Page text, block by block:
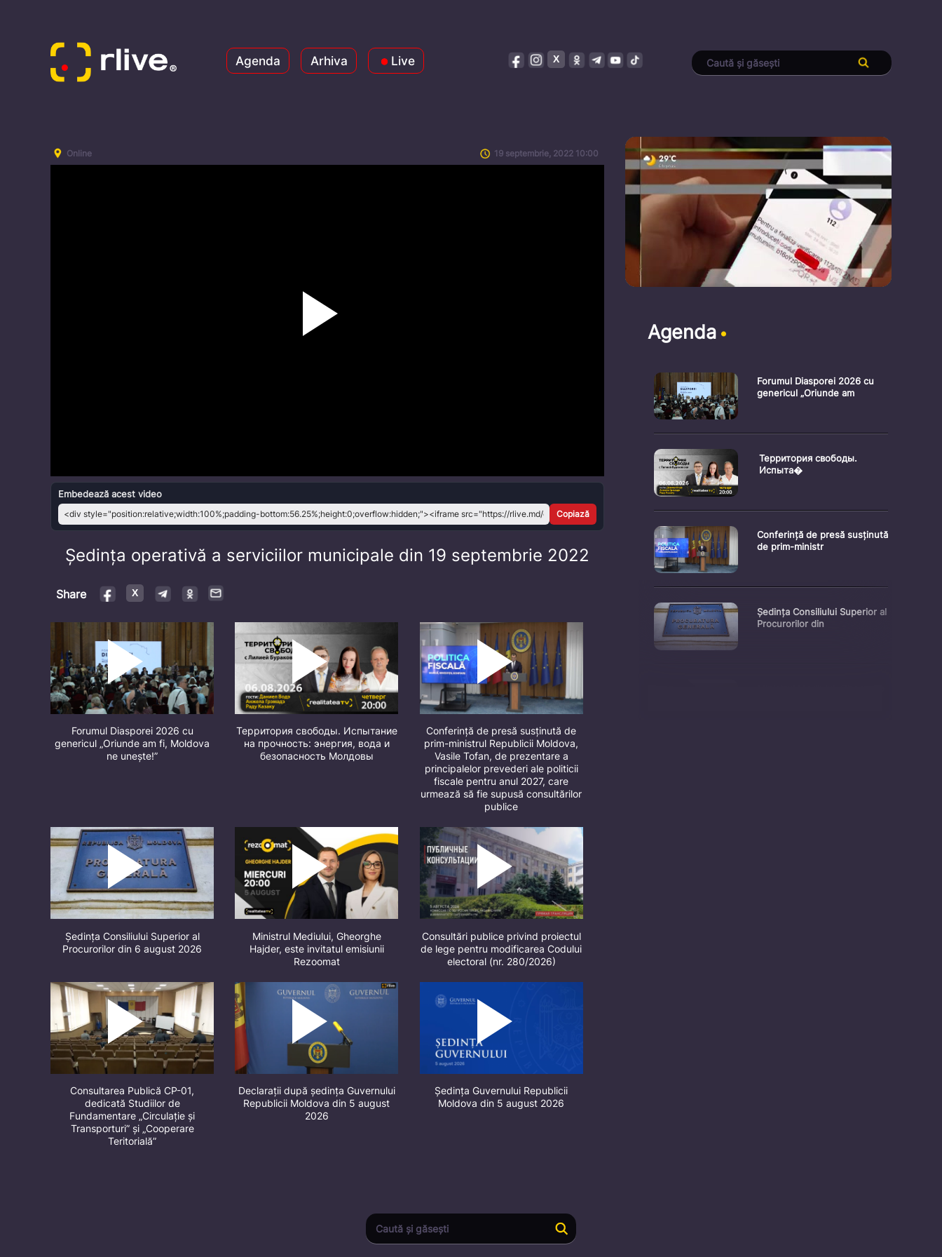
Agenda Arhiva Live
Online 19 septembrie, 2022 10:00
Embedează acest video
Copiază
Ședința operativă a serviciilor municipale din 19 septembrie 2022
Share
Forumul Diasporei 2026 cu
genericul „Oriunde am fi, Moldova
ne unește!”
Территория свободы. Испытание
на прочность: энергия, вода и
безопасность Молдовы
Conferință de presă susținută de
prim-ministrul Republicii Moldova,
Vasile Tofan, de prezentare a
principalelor prevederi ale politicii
fiscale pentru anul 2027, care
urmează să fie supusă consultărilor
publice
Ședința Consiliului Superior al
Procurorilor din 6 august 2026
Ministrul Mediului, Gheorghe
Hajder, este invitatul emisiunii
Rezoomat
Consultări publice privind proiectul
de lege pentru modificarea Codului
electoral (nr. 280/2026)
Consultarea Publică CP-01,
dedicată Studiilor de
Fundamentare „Circulație și
Transporturi” și „Cooperare
Teritorială”
Declarații după ședința Guvernului
Republicii Moldova din 5 august
2026
Ședința Guvernului Republicii
Moldova din 5 august 2026
Agenda
Forumul Diasporei 2026 cu
genericul „Oriunde am
Территория свободы.
Испыта�
Conferință de presă susținută
de prim-ministr
Ședința Consiliului Superior al
Procurorilor din